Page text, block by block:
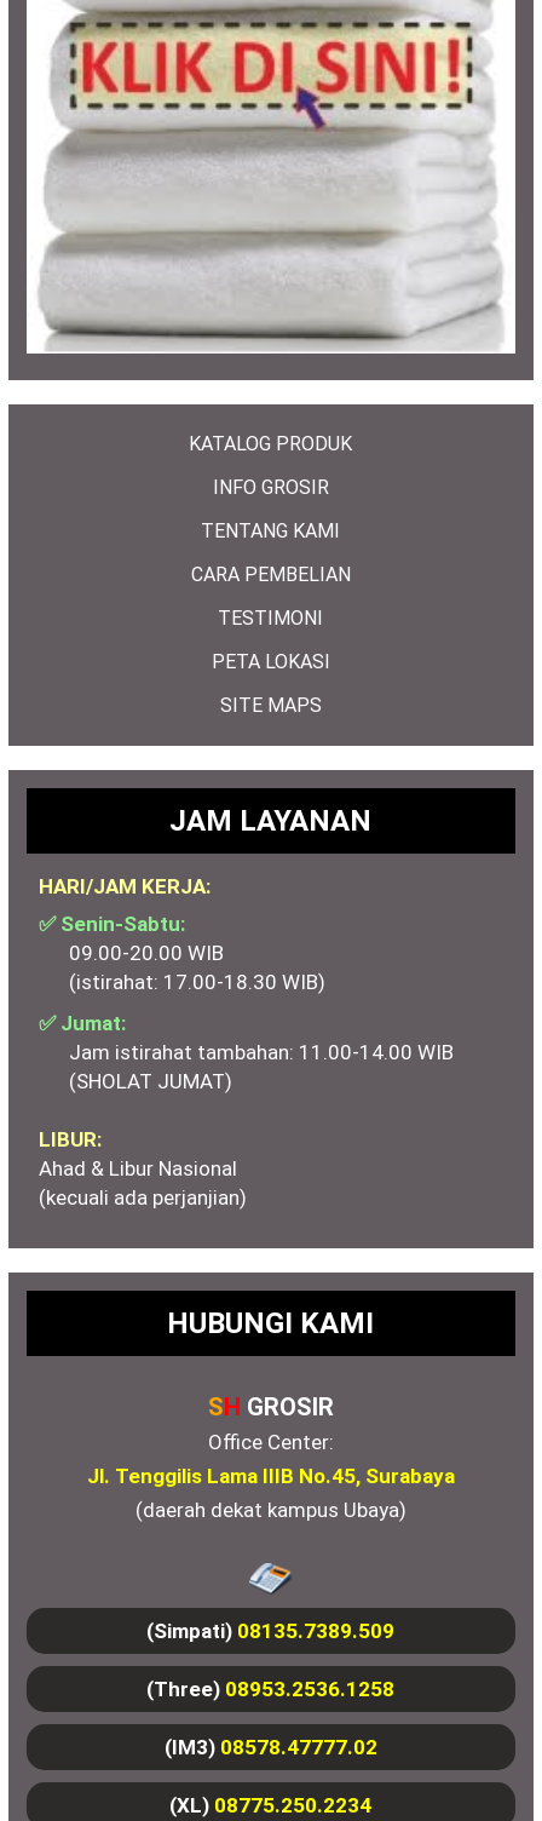
KATALOG PRODUK
INFO GROSIR
TENTANG KAMI
CARA PEMBELIAN
TESTIMONI
PETA LOKASI
SITE MAPS
JAM LAYANAN
HARI/JAM KERJA:
✅ Senin-Sabtu:
09.00-20.00 WIB
(istirahat: 17.00-18.30 WIB)
✅ Jumat:
Jam istirahat tambahan: 11.00-14.00 WIB
(SHOLAT JUMAT)
LIBUR:
Ahad & Libur Nasional
(kecuali ada perjanjian)
HUBUNGI KAMI
SH GROSIR
Office Center:
Jl. Tenggilis Lama IIIB No.45, Surabaya
(daerah dekat kampus Ubaya)
(Simpati) 08135.7389.509
(Three) 08953.2536.1258
(IM3) 08578.47777.02
(XL) 08775.250.2234